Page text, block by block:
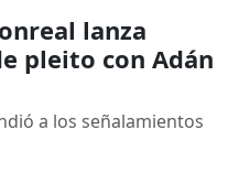
lanza
pleito con Adán
a los señalamientos